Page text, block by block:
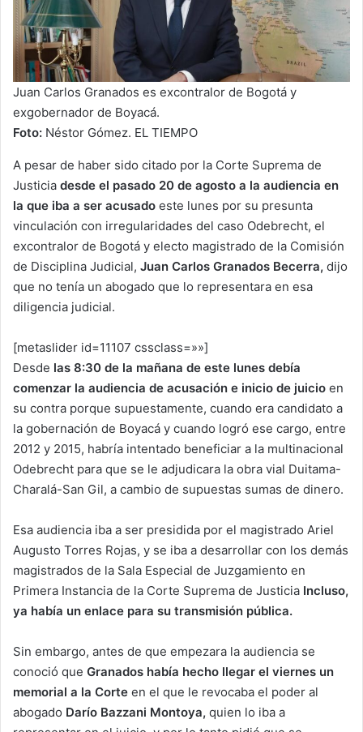
Juan Carlos Granados es excontralor de Bogotá y
exgobernador de Boyacá.
Foto: Néstor Gómez. EL TIEMPO
A pesar de haber sido citado por la Corte Suprema de
Justicia desde el pasado 20 de agosto a la audiencia en
la que iba a ser acusado este lunes por su presunta
vinculación con irregularidades del caso Odebrecht, el
excontralor de Bogotá y electo magistrado de la Comisión
de Disciplina Judicial, Juan Carlos Granados Becerra, dijo
que no tenía un abogado que lo representara en esa
diligencia judicial.
[metaslider id=11107 cssclass=»»]
Desde las 8:30 de la mañana de este lunes debía
comenzar la audiencia de acusación e inicio de juicio en
su contra porque supuestamente, cuando era candidato a
la gobernación de Boyacá y cuando logró ese cargo, entre
2012 y 2015, habría intentado beneficiar a la multinacional
Odebrecht para que se le adjudicara la obra vial Duitama-
Charalá-San Gil, a cambio de supuestas sumas de dinero.
Esa audiencia iba a ser presidida por el magistrado Ariel
Augusto Torres Rojas, y se iba a desarrollar con los demás
magistrados de la Sala Especial de Juzgamiento en
Primera Instancia de la Corte Suprema de Justicia Incluso,
ya había un enlace para su transmisión pública.
Sin embargo, antes de que empezara la audiencia se
conoció que Granados había hecho llegar el viernes un
memorial a la Corte en el que le revocaba el poder al
abogado Darío Bazzani Montoya, quien lo iba a